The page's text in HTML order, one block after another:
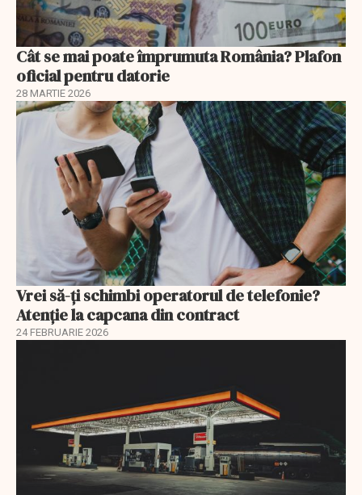
Cât se mai poate împrumuta România? Plafon
oficial pentru datorie
28 MARTIE 2026
Vrei să-ți schimbi operatorul de telefonie?
Atenție la capcana din contract
24 FEBRUARIE 2026